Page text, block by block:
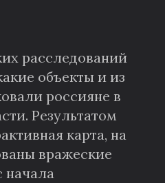
расследований
объекты и из
россияне в
Результатом
карта, на
вражеские
начала